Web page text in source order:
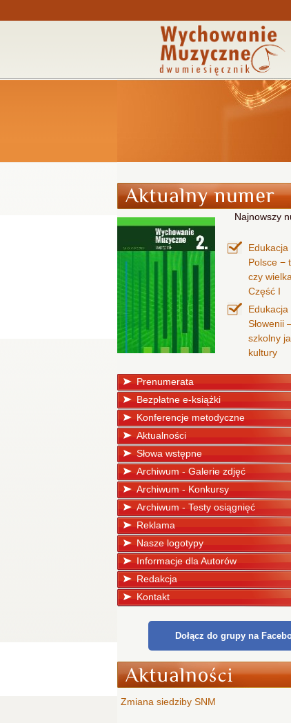
Najnowszy
Polsce −
czy
Część I
Słowenii
szkolny
kultury
Prenumerata
Bezpłatne e-książki
Konferencje metodyczne
Aktualności
Słowa wstępne
Archiwum - Galerie zdjęć
Archiwum - Konkursy
Archiwum - Testy osiągnięć
Reklama
Nasze logotypy
Informacje dla Autorów
Redakcja
Kontakt
Dołącz do grupy na
Zmiana siedziby SNM